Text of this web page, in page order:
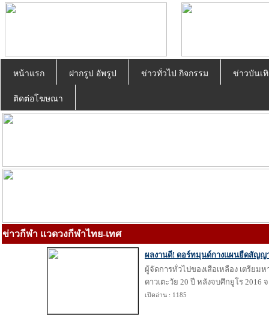
หน้าแรก ฝากรูป อัพรูป ข่าวทั่วไป กิจกรรม ข่าวบันเ
ติดต่อโฆษณา
ข่าวกีฬา แวดวงกีฬาไทย-เทศ
ผลงานดี! ดอร์ทมุนด์กางแผนยืดสัญญา
ผู้จัดการทั่วไปของเสือเหลือง เตรียม
ดาวเตะวัย 20 ปี หลังจบศึกยูโร 2016 จ
เปิดอ่าน : 1185